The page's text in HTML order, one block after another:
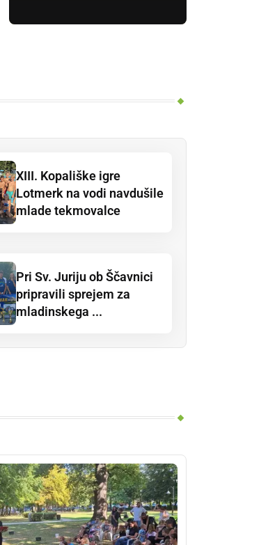
XIII. Kopališke igre
Lotmerk na vodi navdušile
mlade tekmovalce
Pri Sv. Juriju ob Ščavnici
pripravili sprejem za
mladinskega ...